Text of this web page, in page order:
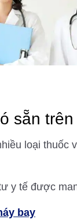
sẵn
loại thuốc
y tế được
bay